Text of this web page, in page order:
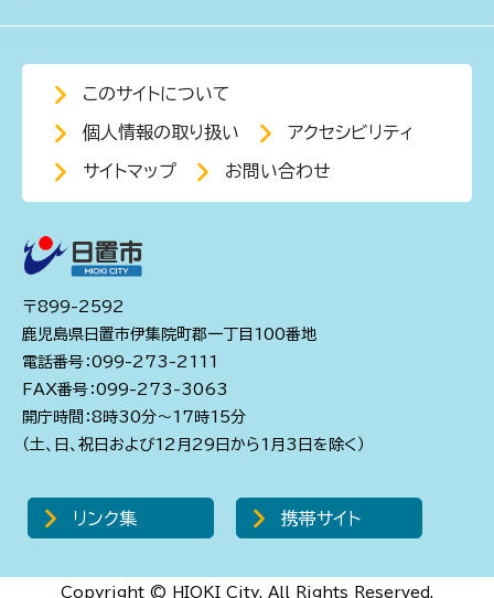
このサイトについて
個人情報の取り扱い アクセシビリティ
サイトマップ お問い合わせ
〒899-2592
鹿児島県日置市伊集院町郡一丁目100番地
電話番号：099-273-2111
FAX番号：099-273-3063
開庁時間：8時30分～17時15分
（土、日、祝日および12月29日から1月3日を除く）
リンク集 携帯サイト
Copyright © HIOKI City. All Rights Reserved.